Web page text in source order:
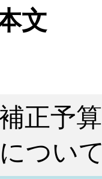
文
正予
つい